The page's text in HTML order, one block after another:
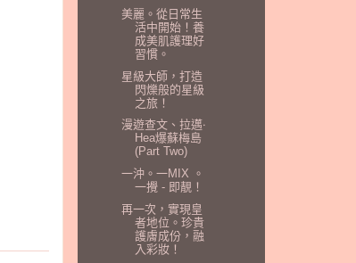
美麗。從日常生
活中開始！養
成美肌護理好
習慣。
星級大師，打造
閃爍般的星級
之旅！
漫遊查文、拉邁‧
Hea爆蘇梅島
(Part Two)
一沖。一MIX 。
一攪 - 即靚！
再一次，實現皇
者地位。珍貴
護膚成份，融
入彩妝！